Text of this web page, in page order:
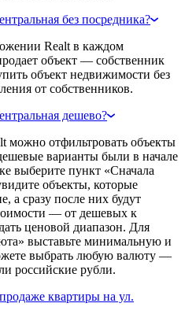
без посредника?
Realt в каждом
объект — собственник
объект недвижимости без
от собственников.
дешево?
можно отфильтровать объекты
варианты были в начале
выберите пункт «Сначала
объекты, которые
а сразу после них будут
— от дешевых к
ценовой диапазон. Для
выставьте минимальную и
выбрать любую валюту —
российские рубли.
квартиры на ул.